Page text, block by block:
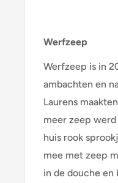
Werfzeep
Werfzeep is in
ambachten en
Laurens
meer zeep
huis rook
mee met zeep
in de douche en